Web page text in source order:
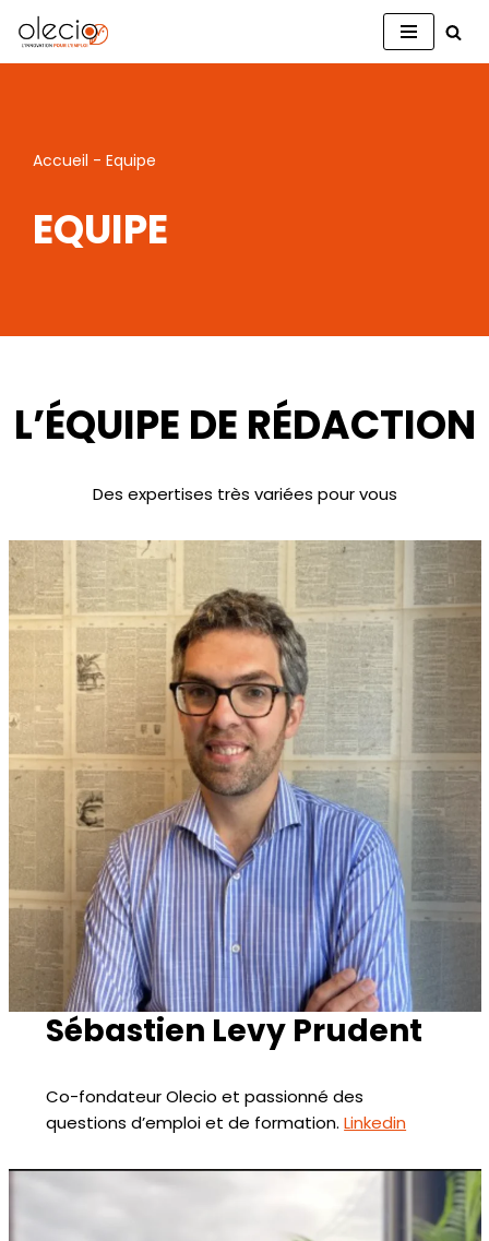
Aller
Accueil - Equipe
EQUIPE
L’ÉQUIPE DE RÉDACTION
Des expertises très variées pour vous
Sébastien Levy Prudent
Co-fondateur Olecio et passionné des
questions d’emploi et de formation.Linkedin